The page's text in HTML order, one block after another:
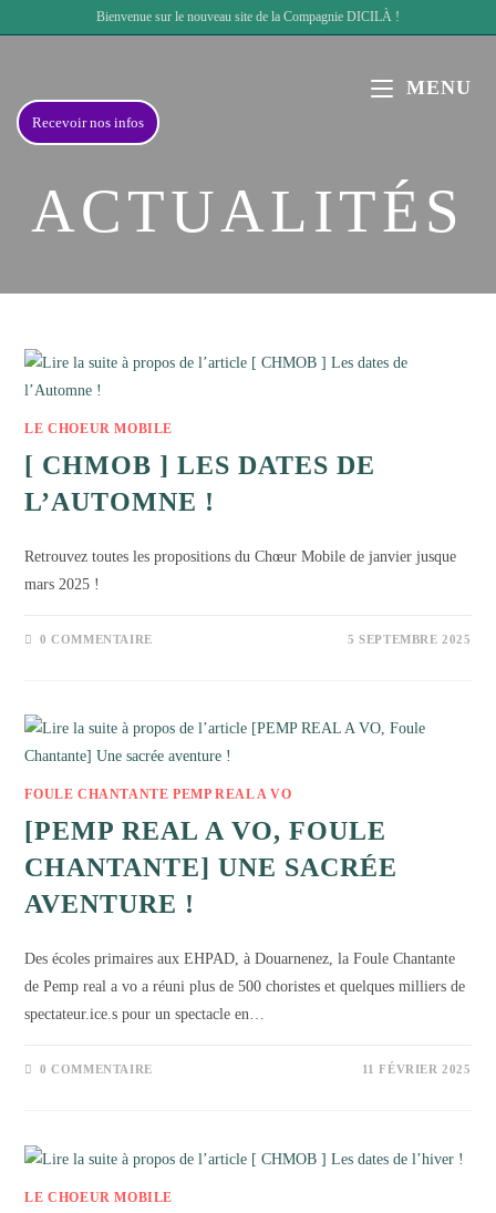
to
Bienvenue sur le nouveau site de la Compagnie DICILÀ !
MENU
ACTUALITÉS
LE CHOEUR MOBILE
[ CHMOB ] LES DATES DE
L’AUTOMNE !
Retrouvez toutes les propositions du Chœur Mobile de janvier jusque
mars 2025 !
0 COMMENTAIRE 5 SEPTEMBRE 2025
FOULE CHANTANTE PEMP REAL A VO
[PEMP REAL A VO, FOULE
CHANTANTE] UNE SACRÉE
AVENTURE !
Des écoles primaires aux EHPAD, à Douarnenez, la Foule Chantante
de Pemp real a vo a réuni plus de 500 choristes et quelques milliers de
spectateur.ice.s pour un spectacle en…
0 COMMENTAIRE 11 FÉVRIER 2025
LE CHOEUR MOBILE
Recevoir nos infos